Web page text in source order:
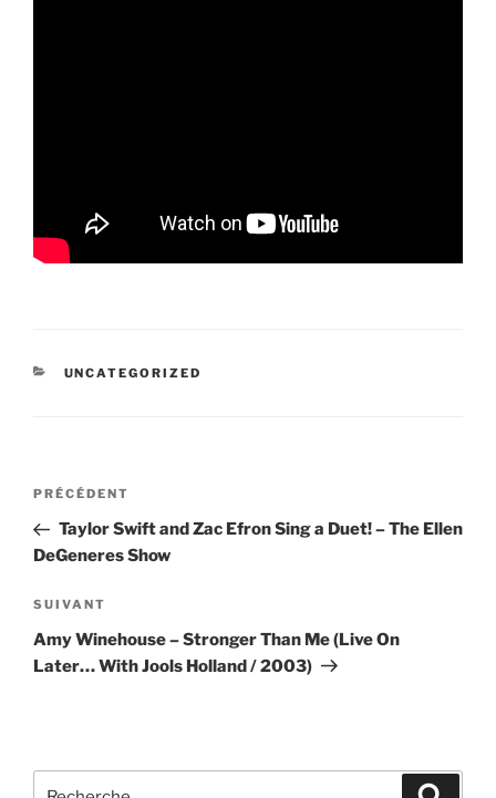
CATÉGORIES
UNCATEGORIZED
Navigation
l’article
Article
précédent
PRÉCÉDENT
Taylor Swift and Zac Efron Sing a Duet! – The Ellen
DeGeneres Show
Article
suivant
SUIVANT
Amy Winehouse – Stronger Than Me (Live On
Later… With Jools Holland / 2003)